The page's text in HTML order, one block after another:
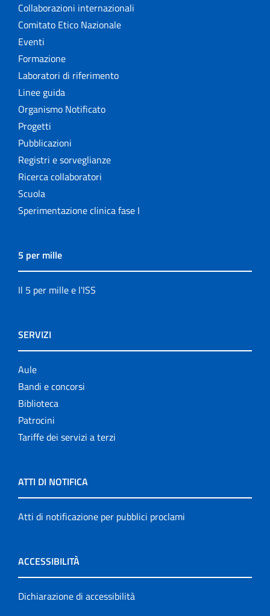
Collaborazioni internazionali
Comitato Etico Nazionale
Eventi
Formazione
Laboratori di riferimento
Linee guida
Organismo Notificato
Progetti
Pubblicazioni
Registri e sorveglianze
Ricerca collaboratori
Scuola
Sperimentazione clinica fase I
5 per mille
Il 5 per mille e l'ISS
SERVIZI
Aule
Bandi e concorsi
Biblioteca
Patrocini
Tariffe dei servizi a terzi
ATTI DI NOTIFICA
Atti di notificazione per pubblici proclami
ACCESSIBILITÀ
Dichiarazione di accessibilità